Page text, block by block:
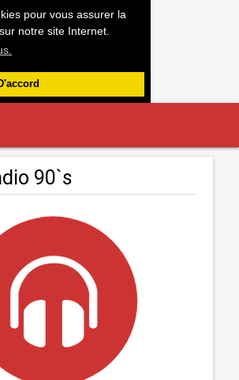
pour vous assurer la
notre site Internet.
90`s